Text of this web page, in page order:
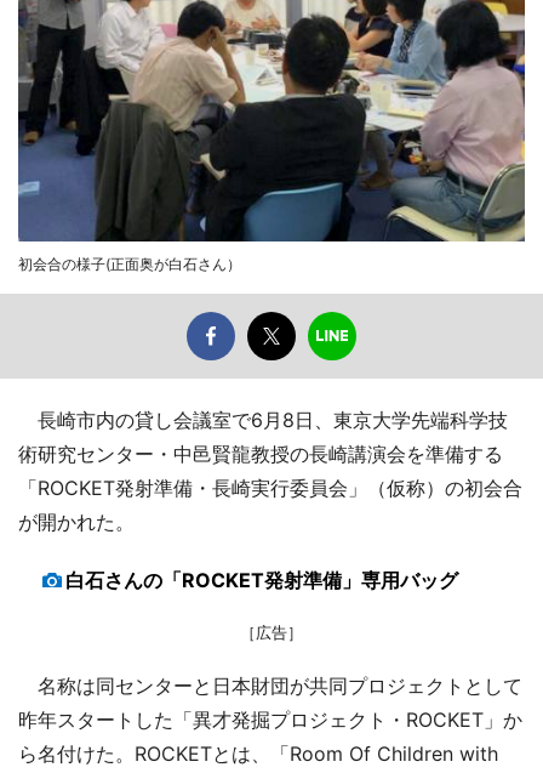
初会合の様子(正面奥が白石さん）
長崎市内の貸し会議室で6月8日、東京大学先端科学技
術研究センター・中邑賢龍教授の長崎講演会を準備する
「ROCKET発射準備・長崎実行委員会」（仮称）の初会合
が開かれた。
白石さんの「ROCKET発射準備」専用バッグ
［広告］
名称は同センターと日本財団が共同プロジェクトとして
昨年スタートした「異才発掘プロジェクト・ROCKET」か
ら名付けた。ROCKETとは、「Room Of Children with